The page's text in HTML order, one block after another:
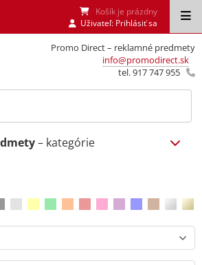
Promo Direct – reklamné predmety
info@promodirect.sk
tel. 917 747 955
Košík je prázdny
Uživateľ: Prihlásiť sa
– kategórie